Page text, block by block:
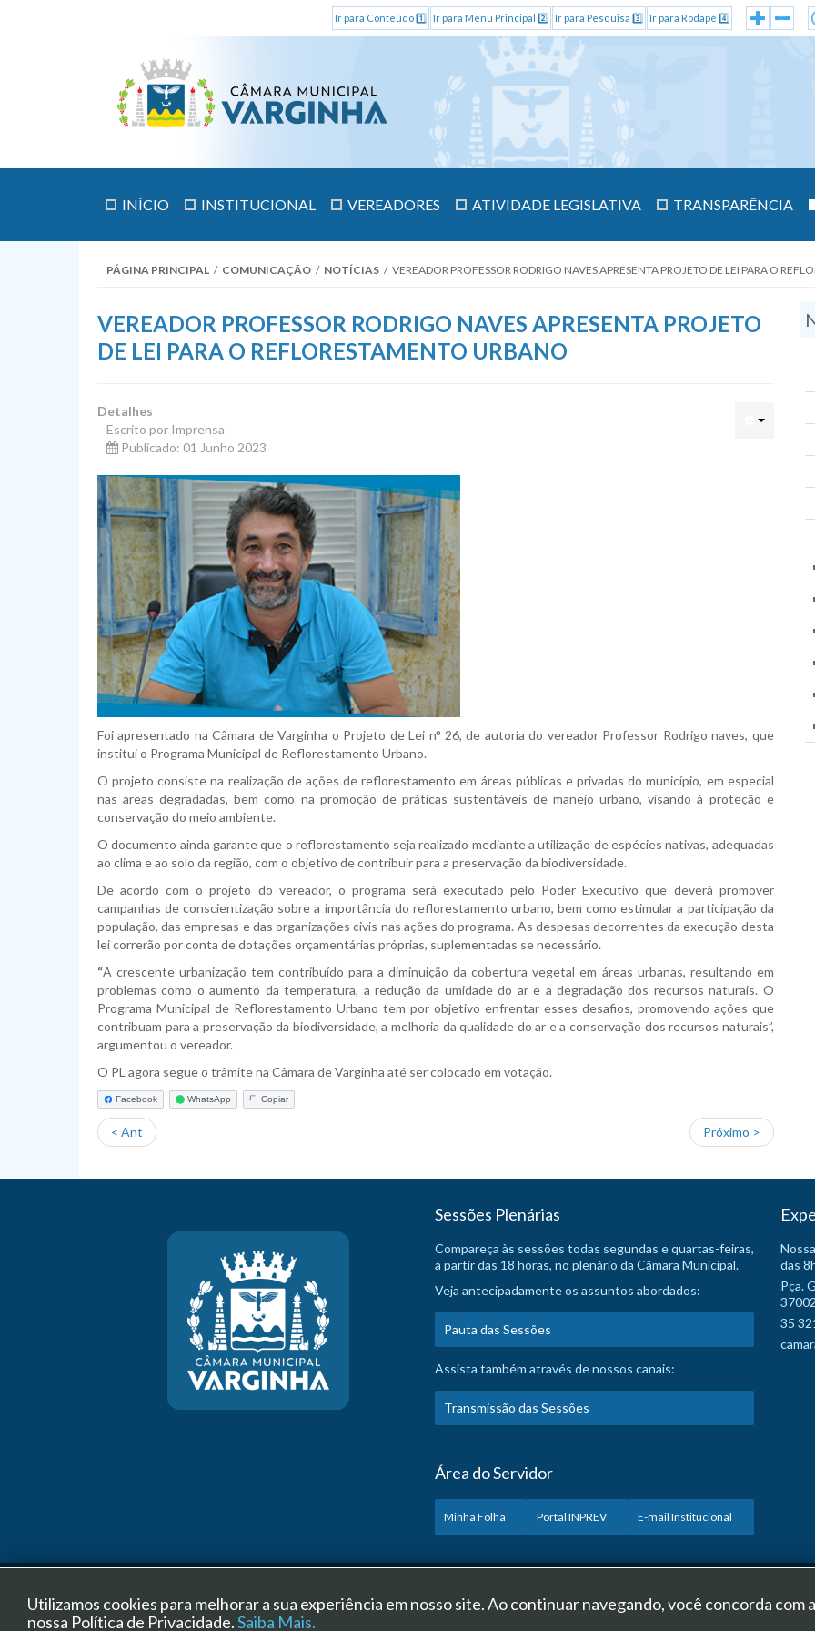
Ir para Conteúdo 1️⃣ Ir para Menu Principal 2️⃣ Ir para Pesquisa 3️⃣ Ir para Rodapé 4️⃣
INÍCIO INSTITUCIONAL VEREADORES ATIVIDADE LEGISLATIVA TRANSPARÊNCIA
PÁGINA PRINCIPAL / COMUNICAÇÃO / NOTÍCIAS / VEREADOR PROFESSOR RODRIGO NAVES APRESENTA PROJETO DE LEI PARA O
VEREADOR PROFESSOR RODRIGO NAVES APRESENTA PROJETO
DE LEI PARA O REFLORESTAMENTO URBANO
Detalhes
Escrito por Imprensa
Publicado: 01 Junho 2023
Foi apresentado na Câmara de Varginha o Projeto de Lei n° 26, de autoria do vereador Professor Rodrigo naves, que
institui o Programa Municipal de Reflorestamento Urbano.
O projeto consiste na realização de ações de reflorestamento em áreas públicas e privadas do município, em especial
nas áreas degradadas, bem como na promoção de práticas sustentáveis de manejo urbano, visando à proteção e
conservação do meio ambiente.
O documento ainda garante que o reflorestamento seja realizado mediante a utilização de espécies nativas, adequadas
ao clima e ao solo da região, com o objetivo de contribuir para a preservação da biodiversidade.
De acordo com o projeto do vereador, o programa será executado pelo Poder Executivo que deverá promover
campanhas de conscientização sobre a importância do reflorestamento urbano, bem como estimular a participação da
população, das empresas e das organizações civis nas ações do programa. As despesas decorrentes da execução desta
lei correrão por conta de dotações orçamentárias próprias, suplementadas se necessário.
“A crescente urbanização tem contribuído para a diminuição da cobertura vegetal em áreas urbanas, resultando em
problemas como o aumento da temperatura, a redução da umidade do ar e a degradação dos recursos naturais. O
Programa Municipal de Reflorestamento Urbano tem por objetivo enfrentar esses desafios, promovendo ações que
contribuam para a preservação da biodiversidade, a melhoria da qualidade do ar e a conservação dos recursos naturais”,
argumentou o vereador.
O PL agora segue o trâmite na Câmara de Varginha até ser colocado em votação.
Facebook WhatsApp Copiar
< Ant Próximo >
Sessões Plenárias
Compareça às sessões todas segundas e quartas-feiras,
à partir das 18 horas, no plenário da Câmara Municipal.
Veja antecipadamente os assuntos abordados:
Pauta das Sessões
Assista também através de nossos canais:
Transmissão das Sessões
Área do Servidor
Minha Folha Portal INPREV E-mail Institucional
das
Pça.
35
Copyright © 2026 Câmara Municipal de Varginha. Todos os direitos reservados.
Desenvolvido pelo setor de Tecnologia da Informação
Utilizamos cookies para melhorar a sua experiência em nosso site. Ao continuar navegando, você concorda com a
nossa Política de Privacidade.Saiba Mais.